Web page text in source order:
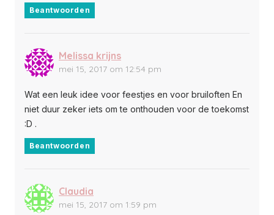
Beantwoorden
Melissa krijns
mei 15, 2017 om 12:54 pm
Wat een leuk idee voor feestjes en voor bruiloften En
niet duur zeker iets om te onthouden voor de toekomst
:D .
Beantwoorden
Claudia
mei 15, 2017 om 1:59 pm